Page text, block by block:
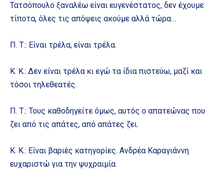
Τατσόπουλο ξαναλέω είναι ευγενέστατος, δεν έχουμε
τίποτα, όλες τις απόψεις ακούμε αλλά τώρα…
Π. Τ.: Είναι τρέλα, είναι τρέλα.
Κ. Κ.: Δεν είναι τρέλα κι εγώ τα ίδια πιστεύω, μαζί και
τόσοι τηλεθεατές.
Π. Τ.: Τους καθοδηγείτε όμως, αυτός ο απατεώνας που
ζει από τις απάτες, από απάτες ζει.
Κ. Κ.: Είναι βαριές κατηγορίες. Ανδρέα Καραγιάννη
ευχαριστώ για την ψυχραιμία.